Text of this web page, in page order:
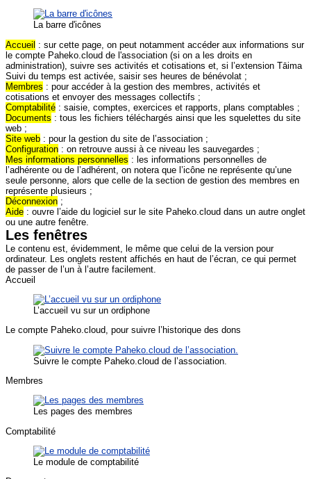
La barre d'icônes
Accueil : sur cette page, on peut notamment accéder aux informations sur
le compte Paheko.cloud de l'association (si on a les droits en
administration), suivre ses activités et cotisations et, si l’extension Tāima
Suivi du temps est activée, saisir ses heures de bénévolat ;
Membres : pour accéder à la gestion des membres, activités et
cotisations et envoyer des messages collectifs ;
Comptabilité : saisie, comptes, exercices et rapports, plans comptables ;
Documents : tous les fichiers téléchargés ainsi que les squelettes du site
web ;
Site web : pour la gestion du site de l’association ;
Configuration : on retrouve aussi à ce niveau les sauvegardes ;
Mes informations personnelles : les informations personnelles de
l’adhérente ou de l’adhérent, on notera que l’icône ne représente qu’une
seule personne, alors que celle de la section de gestion des membres en
représente plusieurs ;
Déconnexion ;
Aide : ouvre l’aide du logiciel sur le site Paheko.cloud dans un autre onglet
ou une autre fenêtre.
Les fenêtres
Le contenu est, évidemment, le même que celui de la version pour
ordinateur. Les onglets restent affichés en haut de l’écran, ce qui permet
de passer de l’un à l’autre facilement.
Accueil
L’accueil vu sur un ordiphone
Le compte Paheko.cloud, pour suivre l’historique des dons
Suivre le compte Paheko.cloud de l’association.
Membres
Les pages des membres
Comptabilité
Le module de comptabilité